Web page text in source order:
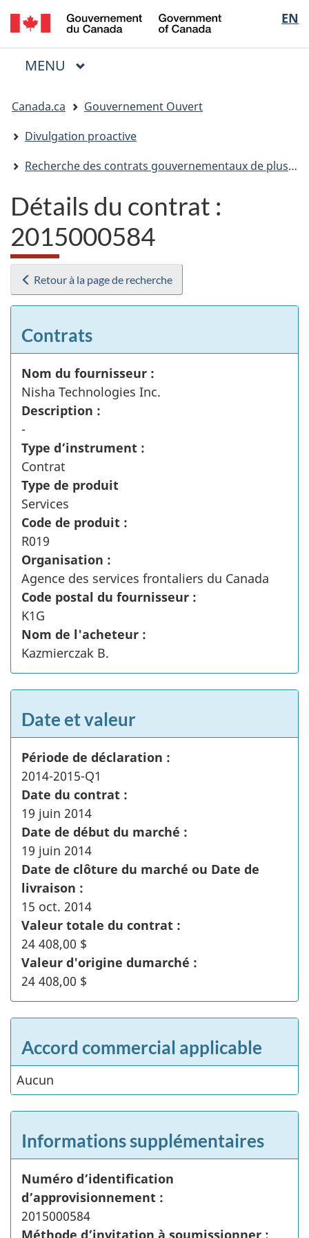
Passer
au
contenu
Passer
à
« Au
Passer
à
la
EN
of
Menu
MENU PRINCIPAL
êtes
ici
Canada.ca
Gouvernement Ouvert
Divulgation proactive
Recherche des contrats gouvernementaux de plus de 10 000 $
Détails du contrat :
2015000584
Retour à la page de recherche
Contrats
Nom du fournisseur :
Nisha Technologies Inc.
Description :
-
Type d’instrument :
Contrat
Type de produit
Services
Code de produit :
R019
Organisation :
Agence des services frontaliers du Canada
Code postal du fournisseur :
K1G
Nom de l'acheteur :
Kazmierczak B.
Date et valeur
Période de déclaration :
2014-2015-Q1
Date du contrat :
19 juin 2014
Date de début du marché :
19 juin 2014
Date de clôture du marché ou Date de
livraison :
15 oct. 2014
Valeur totale du contrat :
24 408,00 $
Valeur d'origine dumarché :
24 408,00 $
Accord commercial applicable
Aucun
Informations supplémentaires
Numéro d’identification
d’approvisionnement :
2015000584
Méthode d’invitation à soumissionner :